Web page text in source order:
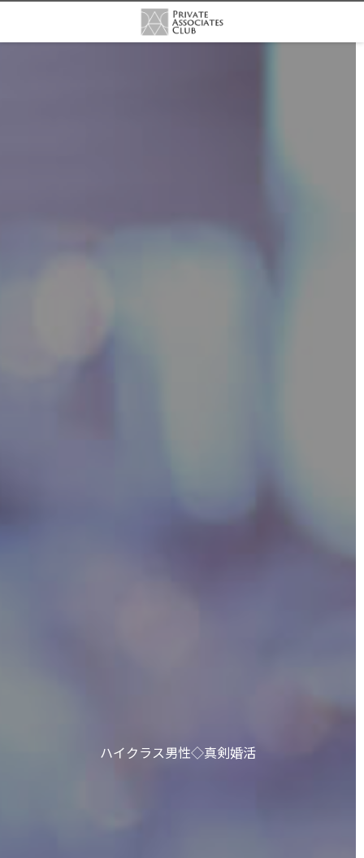
ハイクラス男性◇真剣婚活